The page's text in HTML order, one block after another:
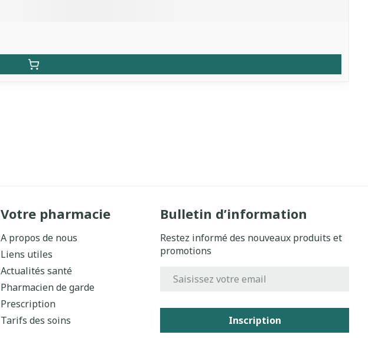
Votre pharmacie
A propos de nous
Liens utiles
Actualités santé
Pharmacien de garde
Prescription
Tarifs des soins
Bulletin d’information
Restez informé des nouveaux produits et
promotions
Inscription